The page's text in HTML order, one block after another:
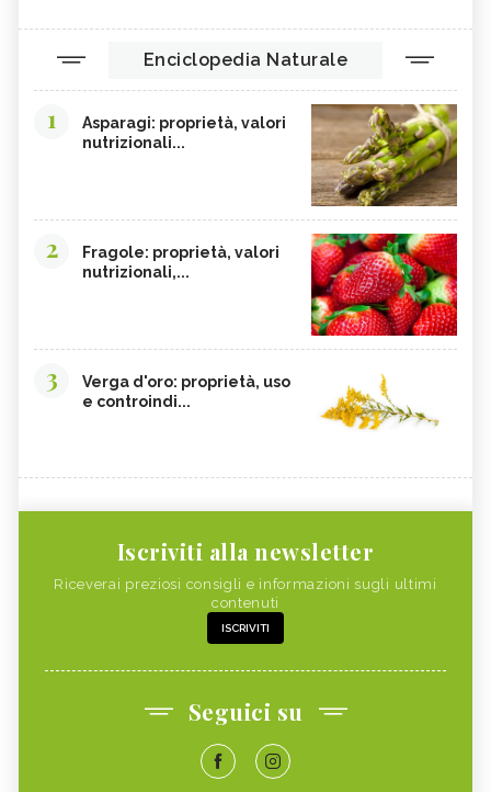
Enciclopedia Naturale
1
Asparagi: proprietà, valori
nutrizionali...
2
Fragole: proprietà, valori
nutrizionali,...
3
Verga d'oro: proprietà, uso
e controindi...
Iscriviti alla newsletter
Riceverai preziosi consigli e informazioni sugli ultimi
contenuti
ISCRIVITI
Seguici su